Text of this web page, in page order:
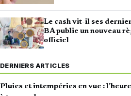
Le cash vit-il ses
BA publie un nouveau
officiel
DERNIERS ARTICLES
Pluies et intempéries en vue :